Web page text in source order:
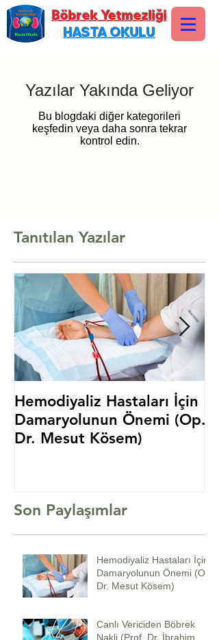
Böbrek Yetmezliği
HASTA OKULU
Yazılar Yakında Geliyor
Bu blogdaki diğer kategorileri
keşfedin veya daha sonra tekrar
kontrol edin.
Tanıtılan Yazılar
Hemodiyaliz Hastaları İçin
Damaryolunun Önemi (Op.
Dr. Mesut Kösem)
Son Paylaşımlar
Hemodiyaliz Hastaları İçin
Damaryolunun Önemi (Op.
Dr. Mesut Kösem)
Canlı Vericiden Böbrek
Nakli (Prof. Dr. İbrahim